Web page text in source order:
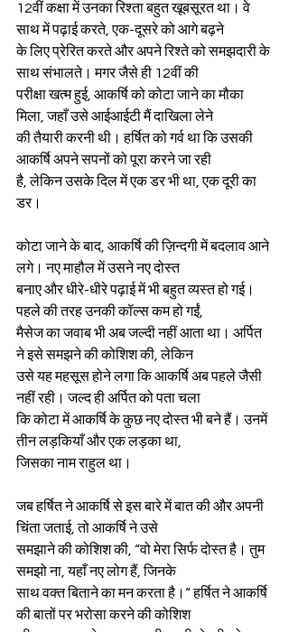
12वीं कक्षा में उनका रिश्ता बहुत खूबसूरत था। वे
साथ में पढ़ाई करते, एक-दूसरे को आगे बढ़ने
के लिए प्रेरित करते और अपने रिश्ते को समझदारी के
साथ संभालते। मगर जैसे ही 12वीं की
परीक्षा खत्म हुई, आकर्षि को कोटा जाने का मौका
मिला, जहाँ उसे आईआईटी मैं दाखिला लेने
की तैयारी करनी थी। हर्षित को गर्व था कि उसकी
आकर्षि अपने सपनों को पूरा करने जा रही
है, लेकिन उसके दिल में एक डर भी था, एक दूरी का
डर।
कोटा जाने के बाद, आकर्षि की ज़िन्दगी में बदलाव आने
लगे। नए माहौल में उसने नए दोस्त
बनाए और धीरे-धीरे पढ़ाई में भी बहुत व्यस्त हो गई।
पहले की तरह उनकी कॉल्स कम हो गईं,
मैसेज का जवाब भी अब जल्दी नहीं आता था। अर्पित
ने इसे समझने की कोशिश की, लेकिन
उसे यह महसूस होने लगा कि आकर्षि अब पहले जैसी
नहीं रही। जल्द ही अर्पित को पता चला
कि कोटा में आकर्षि के कुछ नए दोस्त भी बने हैं। उनमें
तीन लड़कियाँ और एक लड़का था,
जिसका नाम राहुल था।
जब हर्षित ने आकर्षि से इस बारे में बात की और अपनी
चिंता जताई, तो आकर्षि ने उसे
समझाने की कोशिश की, “वो मेरा सिर्फ दोस्त है। तुम
समझो ना, यहाँ नए लोग हैं, जिनके
साथ वक्त बिताने का मन करता है।“ हर्षित ने आकर्षि
की बातों पर भरोसा करने की कोशिश